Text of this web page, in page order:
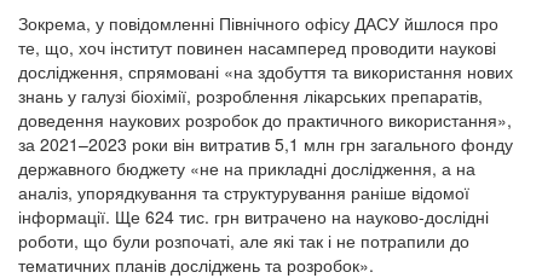
Зокрема, у повідомленні Північного офісу ДАСУ йшлося про
те, що, хоч інститут повинен насамперед проводити наукові
дослідження, спрямовані «на здобуття та використання нових
знань у галузі біохімії, розроблення лікарських препаратів,
доведення наукових розробок до практичного використання»,
за 2021–2023 роки він витратив 5,1 млн грн загального фонду
державного бюджету «не на прикладні дослідження, а на
аналіз, упорядкування та структурування раніше відомої
інформації. Ще 624 тис. грн витрачено на науково-дослідні
роботи, що були розпочаті, але які так і не потрапили до
тематичних планів досліджень та розробок».